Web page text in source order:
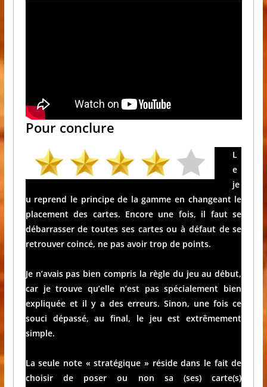
Pour conclure
L
e
je
u reprend le principe de la gamme en changeant le
placement des cartes. Encore une fois, il faut se
débarrasser de toutes ses cartes ou à défaut de se
retrouver coincé, ne pas avoir trop de points.
Je n’avais pas bien compris la règle du jeu au début,
car je trouve qu’elle n’est pas spécialement bien
expliquée et il y a des erreurs. Sinon, une fois ce
souci dépassé, au final, le jeu est extrêmement
simple.
La seule note « stratégique » réside dans le fait de
choisir de poser ou non sa (ses) carte(s)